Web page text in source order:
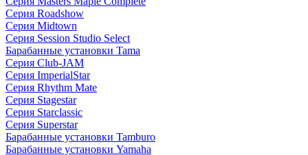
Серия Roadshow
Серия Midtown
Серия Session Studio Select
Барабанные установки Tama
Серия Club-JAM
Серия ImperialStar
Серия Rhythm Mate
Серия Stagestar
Серия Starclassic
Серия Superstar
Барабанные установки Tamburo
Барабанные установки Yamaha